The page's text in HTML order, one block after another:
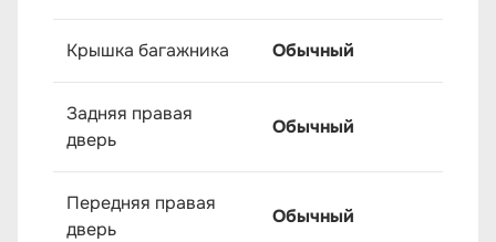
Крышка багажника Обычный
Задняя правая
дверь
Обычный
Передняя правая
дверь
Обычный